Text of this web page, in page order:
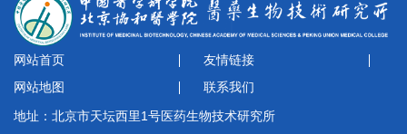
网站首页
友情链接
网站地图
联系我们
地址：北京市天坛西里1号医药生物技术研究所